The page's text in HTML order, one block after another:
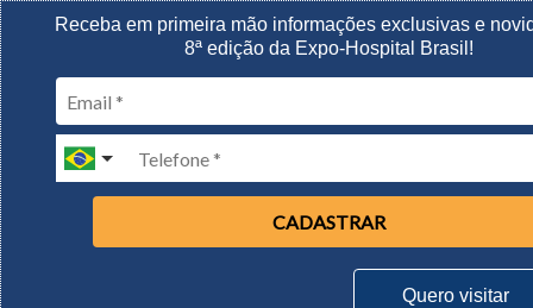
Receba em primeira mão informações exclusivas e
8ª edição da Expo-Hospital Brasil!
CADASTRAR
Quero visitar
11 A 13 AGOSTO | 2026
Expominas/Belo Horizonte
Notícias
Engenharia Clínica: eficiência, segurança e
sustentabilidade na gestão de tecnologias